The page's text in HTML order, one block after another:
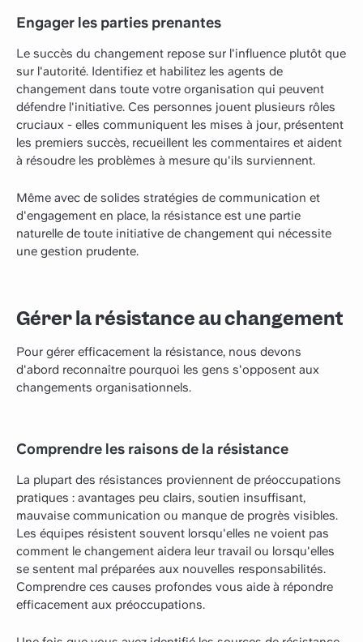
Engager les parties prenantes
Le succès du changement repose sur l'influence plutôt que
sur l'autorité. Identifiez et habilitez les agents de
changement dans toute votre organisation qui peuvent
défendre l'initiative. Ces personnes jouent plusieurs rôles
cruciaux - elles communiquent les mises à jour, présentent
les premiers succès, recueillent les commentaires et aident
à résoudre les problèmes à mesure qu'ils surviennent.
Même avec de solides stratégies de communication et
d'engagement en place, la résistance est une partie
naturelle de toute initiative de changement qui nécessite
une gestion prudente.
Gérer la résistance au changement
Pour gérer efficacement la résistance, nous devons
d'abord reconnaître pourquoi les gens s'opposent aux
changements organisationnels.
Comprendre les raisons de la résistance
La plupart des résistances proviennent de préoccupations
pratiques : avantages peu clairs, soutien insuffisant,
mauvaise communication ou manque de progrès visibles.
Les équipes résistent souvent lorsqu'elles ne voient pas
comment le changement aidera leur travail ou lorsqu'elles
se sentent mal préparées aux nouvelles responsabilités.
Comprendre ces causes profondes vous aide à répondre
efficacement aux préoccupations.